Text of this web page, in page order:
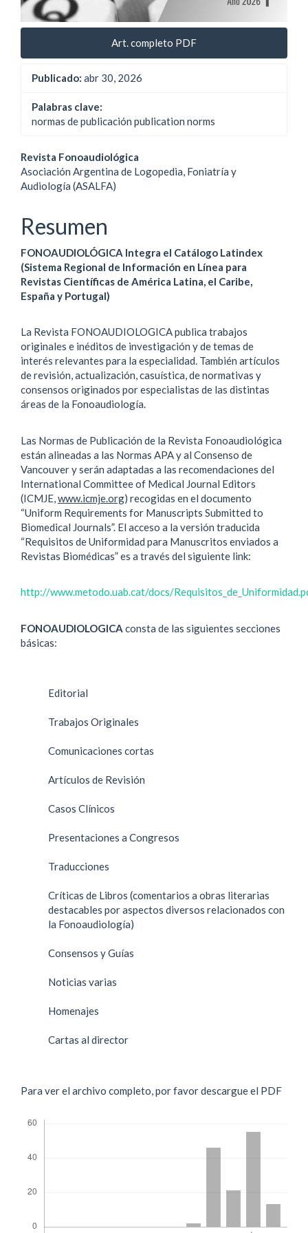
Art. completo PDF
Publicado: abr 30, 2026
Palabras clave:
normas de publicación publication norms
Contenido
principal
artículo
Revista Fonoaudiológica
Asociación Argentina de Logopedia, Foniatría y
Audiología (ASALFA)
Resumen
FONOAUDIOLÓGICA Integra el Catálogo Latindex
(Sistema Regional de Información en Línea para
Revistas Científicas de América Latina, el Caribe,
España y Portugal)
La Revista FONOAUDIOLOGICA publica trabajos
originales e inéditos de investigación y de temas de
interés relevantes para la especialidad. También artículos
de revisión, actualización, casuística, de normativas y
consensos originados por especialistas de las distintas
áreas de la Fonoaudiología.
Las Normas de Publicación de la Revista Fonoaudiológica
están alineadas a las Normas APA y al Consenso de
Vancouver y serán adaptadas a las recomendaciones del
International Committee of Medical Journal Editors
(ICMJE,www.icmje.org) recogidas en el documento
“Uniform Requirements for Manuscripts Submitted to
Biomedical Journals”. El acceso a la versión traducida
“Requisitos de Uniformidad para Manuscritos enviados a
Revistas Biomédicas” es a través del siguiente link:
http://www.metodo.uab.cat/docs/
FONOAUDIOLOGICA consta de las siguientes secciones
básicas:
Editorial
Trabajos Originales
Comunicaciones cortas
Artículos de Revisión
Casos Clínicos
Presentaciones a Congresos
Traducciones
Críticas de Libros (comentarios a obras literarias
destacables por aspectos diversos relacionados con
la Fonoaudiología)
Consensos y Guías
Noticias varias
Homenajes
Cartas al director
Para ver el archivo completo, por favor descargue el PDF